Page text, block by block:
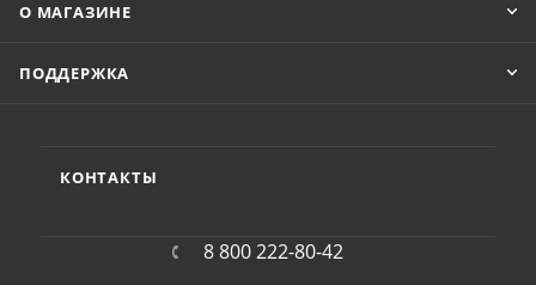
О МАГАЗИНЕ
ПОДДЕРЖКА
КОНТАКТЫ
8 800 222-80-42